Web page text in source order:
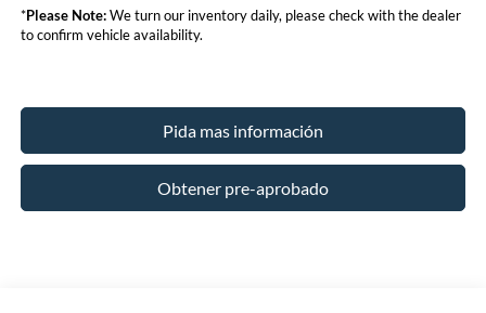
*Please Note:We turn our inventory daily, please check with the dealer
to confirm vehicle availability.
Pida mas información
Obtener pre-aprobado